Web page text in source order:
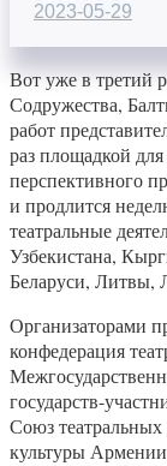
2023-05-29
Вот уже в третий
Содружества,
работ
раз площадкой
перспективного
и продлится
театральные
Узбекистана,
Беларуси, Литвы,
Организаторами
конфедерация
государств-
Союз
культуры